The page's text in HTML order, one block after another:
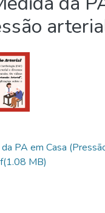
PA em Casa
(1.08 MB)